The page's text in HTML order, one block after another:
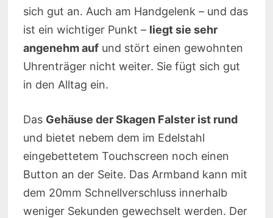
sich gut an. Auch am Handgelenk – und das
ist ein wichtiger Punkt – liegt sie sehr
angenehm aufund stört einen gewohnten
Uhrenträger nicht weiter. Sie fügt sich gut
in den Alltag ein.
Das Gehäuse der Skagen Falster ist rund
und bietet nebem dem im Edelstahl
eingebettetem Touchscreen noch einen
Button an der Seite. Das Armband kann mit
dem 20mm Schnellverschluss innerhalb
weniger Sekunden gewechselt werden. Der